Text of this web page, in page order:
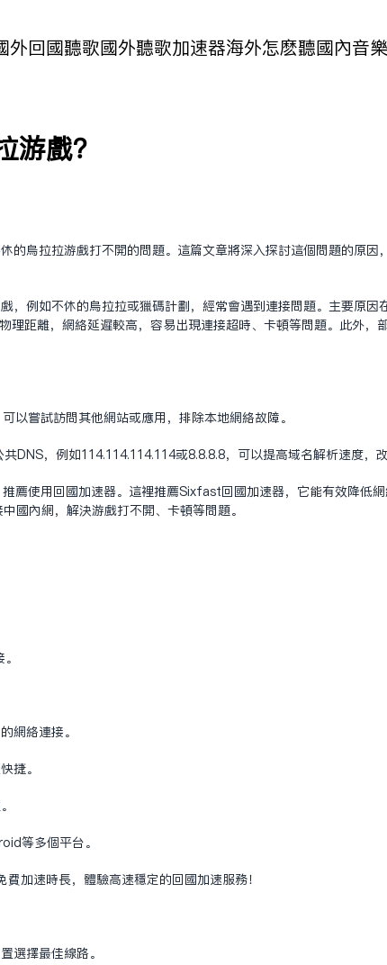
外回國聽歌國外聽歌加速器海外怎麽聽國內音樂
游戏？
的乌拉拉游戏打不开的问题。这篇文章将深入探讨这个问题的原
，例如不休的乌拉拉或猎码计划，经常会遇到连接问题。主要原
理距离，网络延迟较高，容易出现连接超时、卡顿等问题。此外，
以尝试访问其他网站或应用，排除本地网络故障。
DNS，例如114.114.114.114或8.8.8.8，可以提高域名解析速度，
荐使用回国加速器。这里推荐Sixfast回国加速器，它能有效降低
国内网，解决游戏打不开、卡顿等问题。
网络连接。
捷。
等多个平台。
加速时长，体验高速稳定的回国加速服务！
选择最佳线路。